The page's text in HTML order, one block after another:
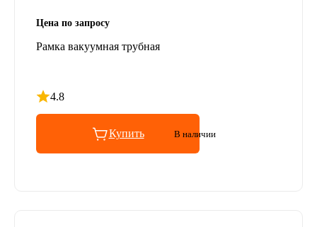
Цена по запросу
Рамка вакуумная трубная
4.8
Рейтинг 4.8 из 5
Купить В наличии